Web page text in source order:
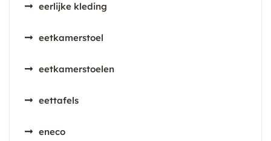
eerlijke kleding
eetkamerstoel
eetkamerstoelen
eettafels
eneco